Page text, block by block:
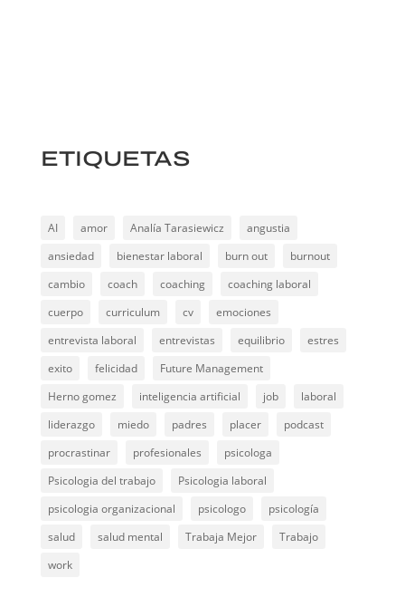
ETIQUETAS
AI amor Analía Tarasiewicz
angustia
ansiedad
bienestar laboral burn out
burnout
cambio
coach coaching
coaching laboral
cuerpo
curriculum cv
emociones
entrevista laboral
entrevistas equilibrio
estres
exito
felicidad
Future Management
Herno gomez
inteligencia artificial job
laboral
liderazgo
miedo padres placer
podcast
procrastinar
profesionales
psicologa
Psicologia del trabajo
Psicologia laboral
psicologia organizacional
psicologo
psicología
salud
salud mental Trabaja Mejor
Trabajo
work